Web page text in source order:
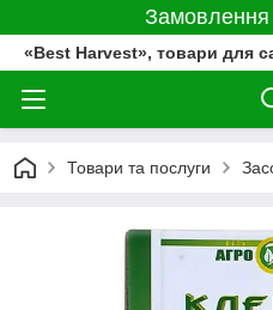
Замовлення
«Best Harvest», товари для
Товари та послуги